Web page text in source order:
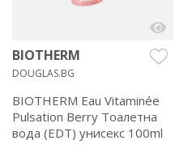
BIOTHERM
DOUGLAS.BG
BIOTHERM Eau Vitaminée
Pulsation Berry Тоалетна
вода (EDT) унисекс 100ml